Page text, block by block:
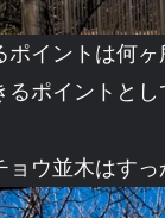
イントは何
ポイントとし
ウ並木はすっ